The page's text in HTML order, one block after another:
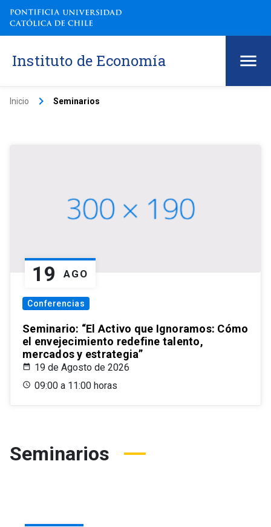
Instituto de Economía
Inicio keyboard_arrow_right Seminarios
19 AGO
Conferencias
Seminario: “El Activo que Ignoramos: Cómo
el envejecimiento redefine talento,
mercados y estrategia”
19 de Agosto de 2026
09:00 a 11:00 horas
Seminarios